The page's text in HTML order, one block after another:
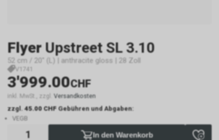
Flyer Upstreet SL 3.10
52 cm / 20" (L) | anthracite gloss | 28 Zoll
V1741
3'999.00CHF
inkl. MwSt., zzgl. Versandkosten
zzgl.45.00 CHF Gebühren und Abgaben:
VEGB
In den Warenkorb